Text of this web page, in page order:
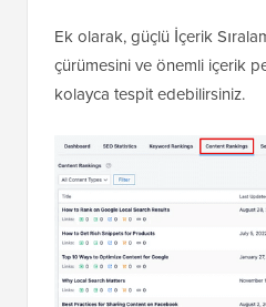
Ek olarak, güçlü İçerik
çürümesini ve önemli içerik
kolayca tespit edebilirsiniz.